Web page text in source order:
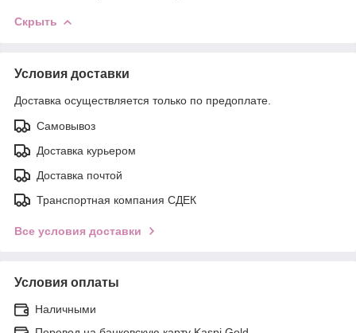
Скрыть
Условия доставки
Доставка осуществляется только по предоплате.
Самовывоз
Доставка курьером
Доставка почтой
Транспортная компания СДЕК
Все условия доставки
Условия оплаты
Наличными